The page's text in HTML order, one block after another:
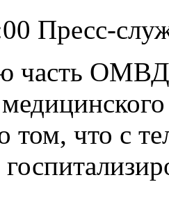
Пресс-
ОМВД
том, что с